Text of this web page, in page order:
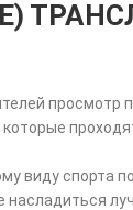
просмотр
виду спорта по
насладиться